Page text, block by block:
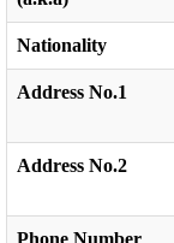
Nationality
Address No.1
Address No.2
Phone Number